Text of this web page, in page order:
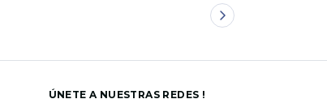
ÚNETE A NUESTRAS REDES !